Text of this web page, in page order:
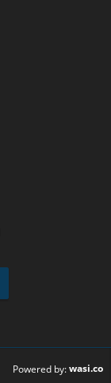
Powered by:wasi.co